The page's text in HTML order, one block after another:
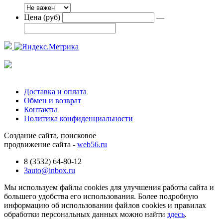
Цена (руб) —
Доставка и оплата
Обмен и возврат
Контакты
Политика конфиденциальности
Создание сайта, поисковое
продвижение сайта - web56.ru
8 (3532) 64-80-12
3auto@inbox.ru
Мы используем файлы cookies для улучшения работы сайта и
большего удобства его использования. Более подробную
информацию об использовании файлов cookies и правилах
обработки персональных данных можно найти здесь.